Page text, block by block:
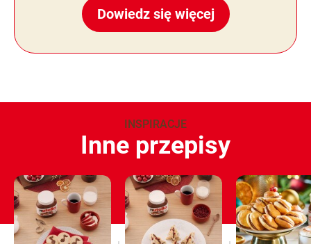
Dowiedz się więcej
INSPIRACJE
Inne przepisy